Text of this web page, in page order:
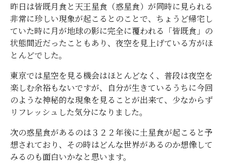
昨日は皆既月食と天王星食（惑星食）が同時に見られる
非常に珍しい現象が起こるとのことで、ちょうど帰宅し
ていた時に月が地球の影に完全に覆われる「皆既食」の
状態間近だったこともあり、夜空を見上げている方がほ
とんどでした。
東京では星空を見る機会はほとんどなく、普段は夜空を
楽しむ余裕もないですが、自分が生きているうちに今回
のような神秘的な現象を見ることが出来て、少なからず
リフレッシュした気分になりました。
次の惑星食があるのは３２２年後に土星食が起こると予
想されており、その時はどんな世界があるのか想像して
みるのも面白いかなと思います。